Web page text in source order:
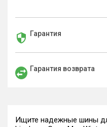
Гарантия
Гарантия возврата
Ищите надежные шины